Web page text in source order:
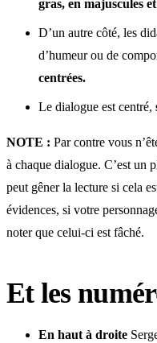
gras, en majuscules
D’un autre côté, les
d’humeur ou de
centrées.
Le dialogue est centré,
NOTE : Par contre vous
à chaque dialogue. C’est un
peut gêner la lecture si cela
évidences, si votre
noter que celui-ci est fâché.
Et les
En haut à droite